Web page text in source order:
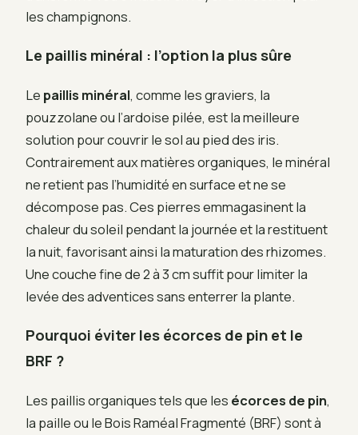
les champignons.
Le paillis minéral : l’option la plus sûre
Le paillis minéral, comme les graviers, la
pouzzolane ou l’ardoise pilée, est la meilleure
solution pour couvrir le sol au pied des iris.
Contrairement aux matières organiques, le minéral
ne retient pas l’humidité en surface et ne se
décompose pas. Ces pierres emmagasinent la
chaleur du soleil pendant la journée et la restituent
la nuit, favorisant ainsi la maturation des rhizomes.
Une couche fine de 2 à 3 cm suffit pour limiter la
levée des adventices sans enterrer la plante.
Pourquoi éviter les écorces de pin et le
BRF ?
Les paillis organiques tels que les écorces de pin,
la paille ou le Bois Raméal Fragmenté (BRF) sont à